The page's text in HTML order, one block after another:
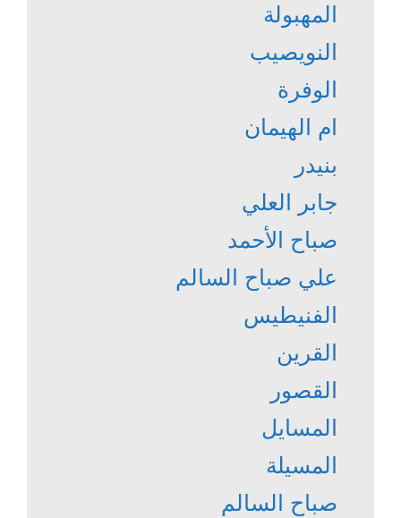
المهبولة
النويصيب
الوفرة
ام الهيمان
بنيدر
جابر العلي
صباح الأحمد
علي صباح السالم
الفنيطيس
القرين
القصور
المسايل
المسيلة
صباح السالم